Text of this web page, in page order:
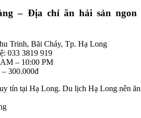
– Địa chỉ ăn hải sản ngon
Trinh, Bãi Cháy, Tp. Hạ Long
033 3819 919
– 10:00 PM
300.000đ